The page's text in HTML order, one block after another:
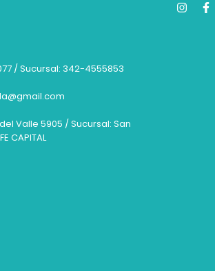
/ Sucursal: 342-4555853
Valle 5905 / Sucursal: San
CAPITAL